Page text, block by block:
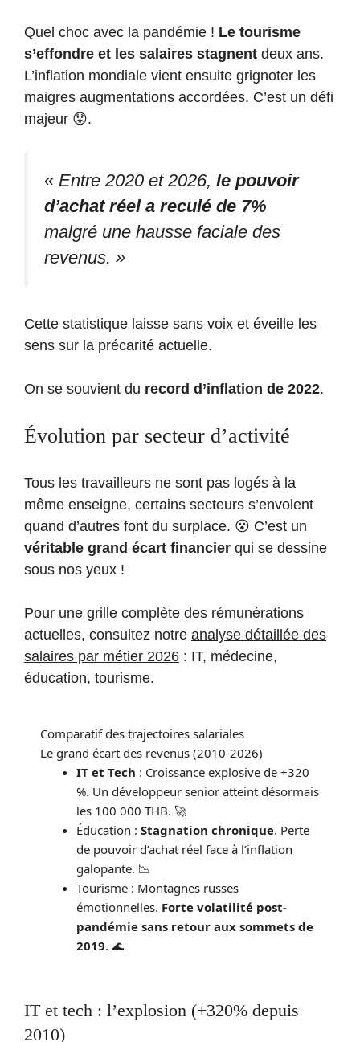
Quel choc avec la pandémie ! Le tourisme
s’effondre et les salaires stagnent deux ans.
L’inflation mondiale vient ensuite grignoter les
maigres augmentations accordées. C’est un défi
majeur 😟.
« Entre 2020 et 2026, le pouvoir
d’achat réel a reculé de 7%
malgré une hausse faciale des
revenus. »
Cette statistique laisse sans voix et éveille les
sens sur la précarité actuelle.
On se souvient du record d’inflation de 2022.
Évolution par secteur d’activité
Tous les travailleurs ne sont pas logés à la
même enseigne, certains secteurs s’envolent
quand d’autres font du surplace. 😮 C’est un
véritable grand écart financier qui se dessine
sous nos yeux !
Pour une grille complète des rémunérations
actuelles, consultez notre analyse détaillée des
salaires par métier 2026 : IT, médecine,
éducation, tourisme.
Comparatif des trajectoires salariales
Le grand écart des revenus (2010-2026)
IT et Tech : Croissance explosive de +320
%. Un développeur senior atteint désormais
les 100 000 THB. 🚀
Éducation : Stagnation chronique. Perte
de pouvoir d’achat réel face à l’inflation
galopante. 📉
Tourisme : Montagnes russes
émotionnelles. Forte volatilité post-
pandémie sans retour aux sommets de
2019. 🌊
IT et tech : l’explosion (+320% depuis
2010)